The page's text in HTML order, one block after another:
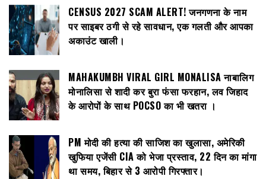
CENSUS 2027 SCAM ALERT! जनगणना के नाम
पर साइबर ठगी से रहे सावधान, एक गलती और आपका
अकाउंट खाली।
MAHAKUMBH VIRAL GIRL MONALISA नाबालिग
मोनालिसा से शादी कर बुरा फंसा फरहान, लव जिहाद
के आरोपों के साथ POCSO का भी खतरा ।
PM मोदी की हत्या की साजिश का खुलासा, अमेरिकी
खुफिया एजेंसी CIA को भेजा प्रस्ताव, 22 दिन का मांगा
था समय, बिहार से 3 आरोपी गिरफ्तार।